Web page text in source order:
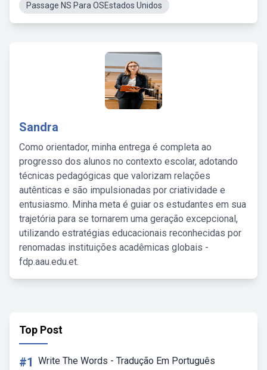
Passage NS Para OSEstados Unidos
Sandra
Como orientador, minha entrega é completa ao
progresso dos alunos no contexto escolar, adotando
técnicas pedagógicas que valorizam relações
autênticas e são impulsionadas por criatividade e
entusiasmo. Minha meta é guiar os estudantes em sua
trajetória para se tornarem uma geração excepcional,
utilizando estratégias educacionais reconhecidas por
renomadas instituições acadêmicas globais -
fdp.aau.edu.et.
Top Post
#1 Write The Words - Tradução Em Português